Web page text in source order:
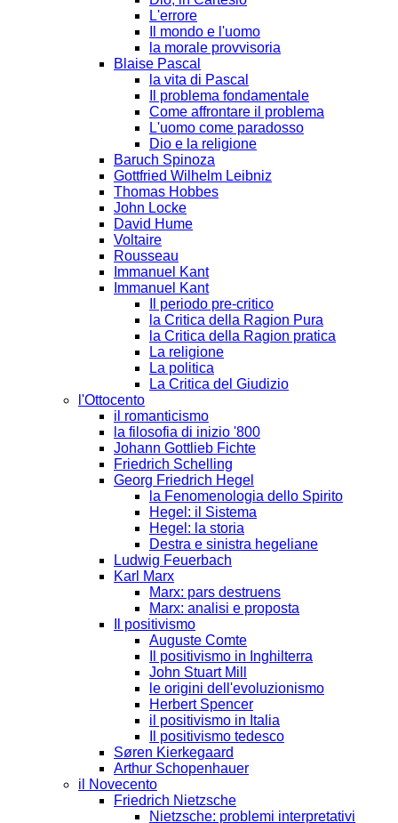
L'errore
Il mondo e l'uomo
la morale provvisoria
Blaise Pascal
la vita di Pascal
Il problema fondamentale
Come affrontare il problema
L'uomo come paradosso
Dio e la religione
Baruch Spinoza
Gottfried Wilhelm Leibniz
Thomas Hobbes
John Locke
David Hume
Voltaire
Rousseau
Immanuel Kant
Immanuel Kant
Il periodo pre-critico
la Critica della Ragion Pura
la Critica della Ragion pratica
La religione
La politica
La Critica del Giudizio
l'Ottocento
il romanticismo
la filosofia di inizio '800
Johann Gottlieb Fichte
Friedrich Schelling
Georg Friedrich Hegel
la Fenomenologia dello Spirito
Hegel: il Sistema
Hegel: la storia
Destra e sinistra hegeliane
Ludwig Feuerbach
Karl Marx
Marx: pars destruens
Marx: analisi e proposta
Il positivismo
Auguste Comte
Il positivismo in Inghilterra
John Stuart Mill
le origini dell'evoluzionismo
Herbert Spencer
il positivismo in Italia
Il positivismo tedesco
Søren Kierkegaard
Arthur Schopenhauer
il Novecento
Friedrich Nietzsche
Nietzsche: problemi interpretativi